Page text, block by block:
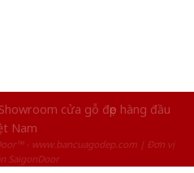
cửa gỗ đẹp hàng đầu
Nam
- www.bancuagodep.com | Đơn vị
SaigonDoor